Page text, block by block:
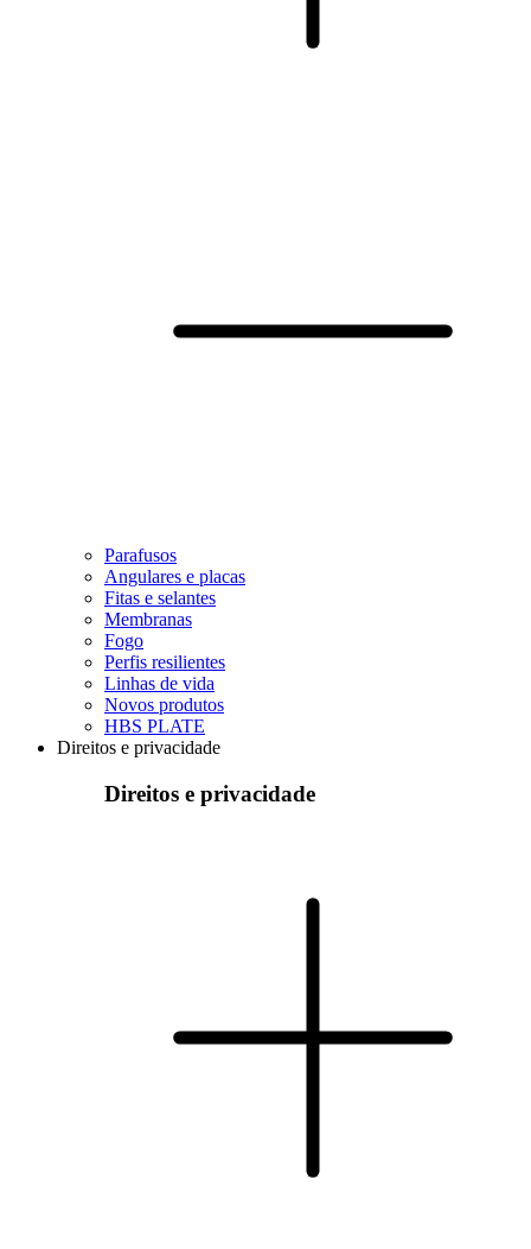
Parafusos
Angulares e placas
Fitas e selantes
Membranas
Fogo
Perfis resilientes
Linhas de vida
Novos produtos
HBS PLATE
Direitos e privacidade
Direitos e privacidade